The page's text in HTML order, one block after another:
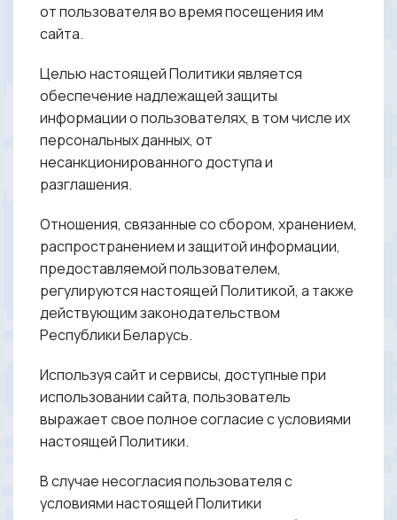
от пользователя во время посещения им
сайта.
Целью настоящей Политики является
обеспечение надлежащей защиты
информации о пользователях, в том числе их
персональных данных, от
несанкционированного доступа и
разглашения.
Отношения, связанные со сбором, хранением,
распространением и защитой информации,
предоставляемой пользователем,
регулируются настоящей Политикой, а также
действующим законодательством
Республики Беларусь.
Используя cайт и cервисы, доступные при
использовании сайта, пользователь
выражает свое полное согласие с условиями
настоящей Политики.
В случае несогласия пользователя с
условиями настоящей Политики